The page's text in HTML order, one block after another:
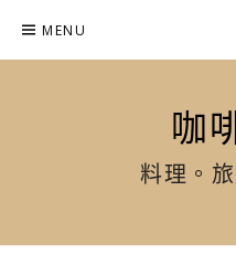
content
MENU
咖
料理。